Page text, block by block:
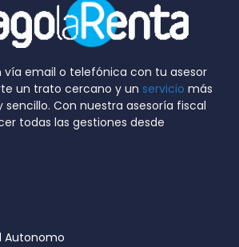
vía email o telefónica con tu asesor
un trato cercano y un servicio más
Con nuestra asesoría fiscal
todas las gestiones desde
Autonomo